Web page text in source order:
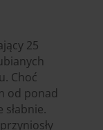
25
Choć
od ponad